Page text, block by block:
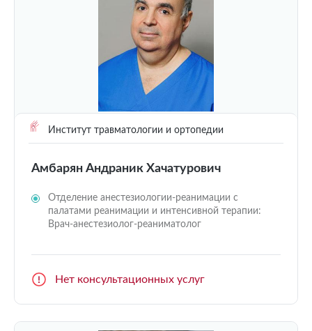
Институт травматологии и ортопедии
Амбарян Андраник Хачатурович
Отделение анестезиологии-реанимации с
палатами реанимации и интенсивной терапии:
Врач-анестезиолог-реаниматолог
Нет консультационных услуг